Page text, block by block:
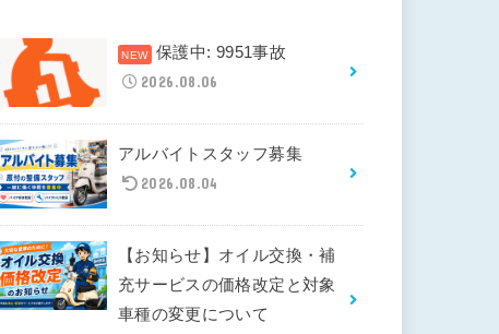
保護中: 9951事故
2026.08.06
アルバイトスタッフ募集
2026.08.04
【お知らせ】オイル交換・補
充サービスの価格改定と対象
車種の変更について